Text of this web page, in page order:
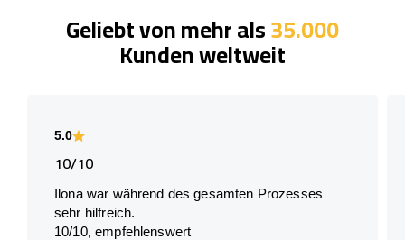
Geliebt von mehr als35.000
Kunden weltweit
5.0
10/10
Ilona war während des gesamten Prozesses
sehr hilfreich.
10/10, empfehlenswert